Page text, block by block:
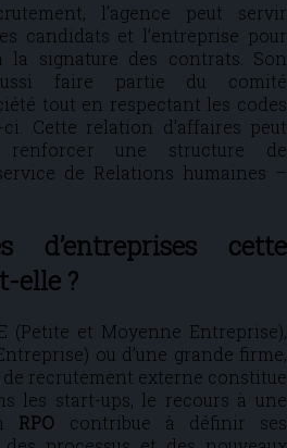
l’agence peut servir
candidats et l’entreprise pour
la signature des contrats. Son
faire partie du comité
tout en respectant les codes
Cette relation d’affaires peut
une structure de
de Relations humaines –
cette
elle ?
(Petite et Moyenne Entreprise),
ou d’une grande firme,
recrutement externe constitue
les start-ups, le recours à une
RPO contribue à définir ses